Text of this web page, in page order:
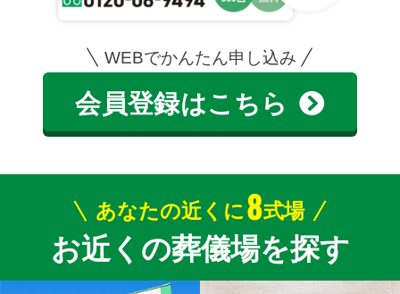
WEBでかんたん申し込み
会員登録はこちら
あなたの近くに8式場
お近くの葬儀場を探す